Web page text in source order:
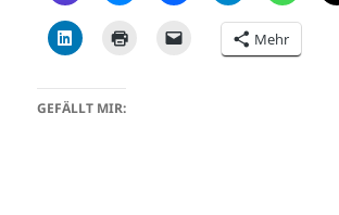
Mehr
GEFÄLLT MIR: